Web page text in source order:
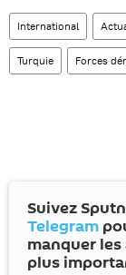
International
Turquie Forces
Suivez
Telegram
manquer
plus